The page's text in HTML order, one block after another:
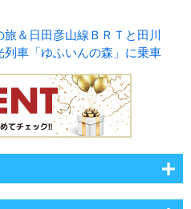
＆日田彦山線ＢＲＴと田川
車「ゆふいんの森」に乗車